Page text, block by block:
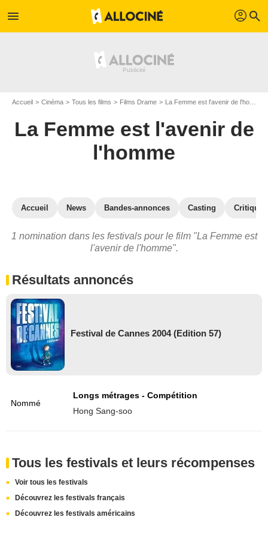
menu profil search
Accueil Cinéma Tous les films Films Drame La Femme est l'avenir de l'homme
La Femme est l'avenir de
l'homme
Accueil News Bandes-annonces Casting
1 nomination dans les festivals pour le film "La Femme est
l'avenir de l'homme".
Résultats annoncés
Festival de Cannes 2004 (Edition 57)
Nommé
Longs métrages - Compétition
Hong Sang-soo
Tous les festivals et leurs récompenses
Voir tous les festivals
Découvrez les festivals français
Découvrez les festivals américains